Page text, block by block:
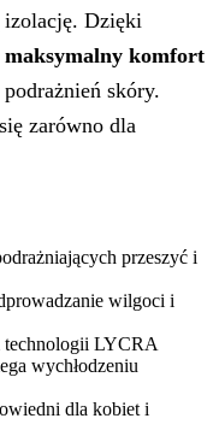
izolację. Dzięki
maksymalny komfort
skóry.
zarówno dla
przeszyć i
wilgoci i
technologii LYCRA
wychłodzeniu
dla kobiet i